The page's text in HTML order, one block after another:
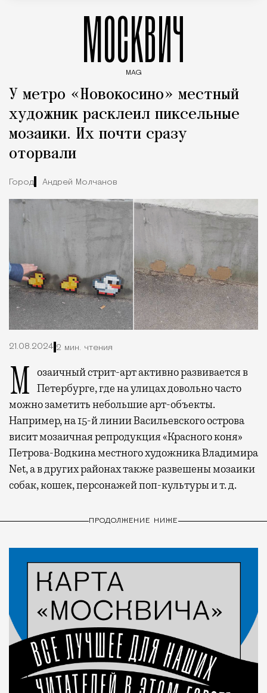
МОСКВИЧ
MAG
У метро «Новокосино» местный
художник расклеил пиксельные
мозаики. Их почти сразу
оторвали
Город Андрей Молчанов
21.08.2024 2 мин. чтения
Мозаичный стрит-арт активно развивается в Петербурге, где на улицах довольно часто
можно заметить небольшие арт-объекты.
Например, на 15-й линии Васильевского острова
висит мозаичная репродукция «Красного коня»
Петрова-Водкина местного художника Владимира
Net, а в других районах также развешены мозаики
собак, кошек, персонажей поп-культуры и т. д.
ПРОДОЛЖЕНИЕ НИЖЕ